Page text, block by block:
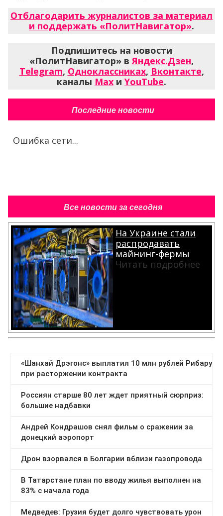
Отблагодарить журналистов за материал
и поддержать «ПолитНавигатор».
Подпишитесь на новости
«ПолитНавигатор» в Яндекс.Дзен,
Telegram, Одноклассниках, Вконтакте,
каналы Max и YouTube.
Последние новости
Ошибка сети...
Все новости за сегодня
На Украине стали
распродавать
майнинг-фермы
Читать подробнее